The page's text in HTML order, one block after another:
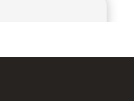
48 Гбит/с. В